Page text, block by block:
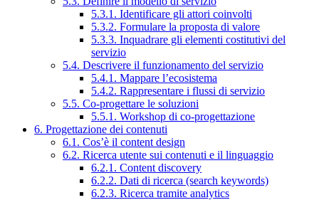
5.3.1. Identificare gli attori coinvolti
5.3.2. Formulare la proposta di valore
5.3.3. Inquadrare gli elementi costitutivi del
servizio
5.4. Descrivere il funzionamento del servizio
5.4.1. Mappare l’ecosistema
5.4.2. Rappresentare i flussi di servizio
5.5. Co-progettare le soluzioni
5.5.1. Workshop di co-progettazione
6. Progettazione dei contenuti
6.1. Cos’è il content design
6.2. Ricerca utente sui contenuti e il linguaggio
6.2.1. Content discovery
6.2.2. Dati di ricerca (search keywords)
6.2.3. Ricerca tramite analytics